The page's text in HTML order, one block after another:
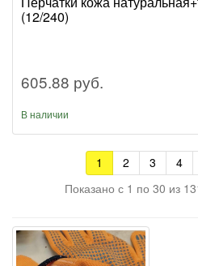
(12/240)
605.88 руб.
В наличии
1 2 3 4
Показано с 1 по 30 из